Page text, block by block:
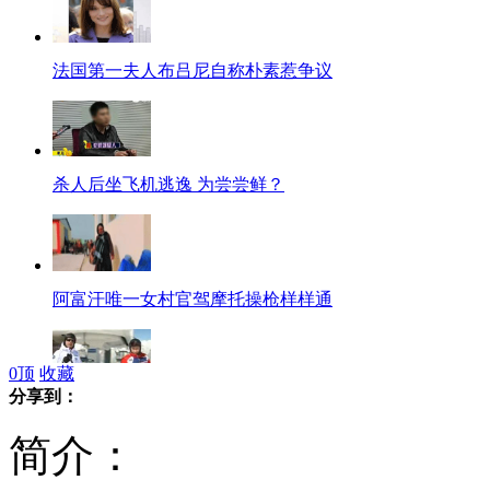
法国第一夫人布吕尼自称朴素惹争议
杀人后坐飞机逃逸 为尝尝鲜？
阿富汗唯一女村官驾摩托操枪样样通
0顶 收藏
分享到：
简介：